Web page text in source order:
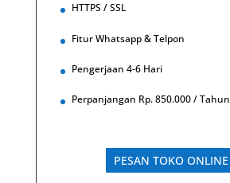
HTTPS / SSL
Fitur Whatsapp & Telpon
Pengerjaan 4-6 Hari
Perpanjangan Rp. 850.000 / Tahun
PESAN TOKO ONLINE